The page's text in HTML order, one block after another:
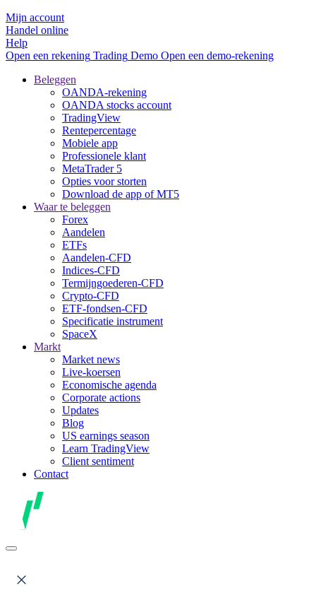
Mijn account
Handel online
Help
Open een rekening Trading Demo Open een demo-rekening
Beleggen
OANDA-rekening
OANDA stocks account
TradingView
Rentepercentage
Mobiele app
Professionele klant
MetaTrader 5
Opties voor storten
Download de app of MT5
Waar te beleggen
Forex
Aandelen
ETFs
Aandelen-CFD
Indices-CFD
Termijngoederen-CFD
Crypto-CFD
ETF-fondsen-CFD
Specificatie instrument
SpaceX
Markt
Market news
Live-koersen
Economische agenda
Corporate actions
Updates
Blog
US earnings season
Learn TradingView
Client sentiment
Contact